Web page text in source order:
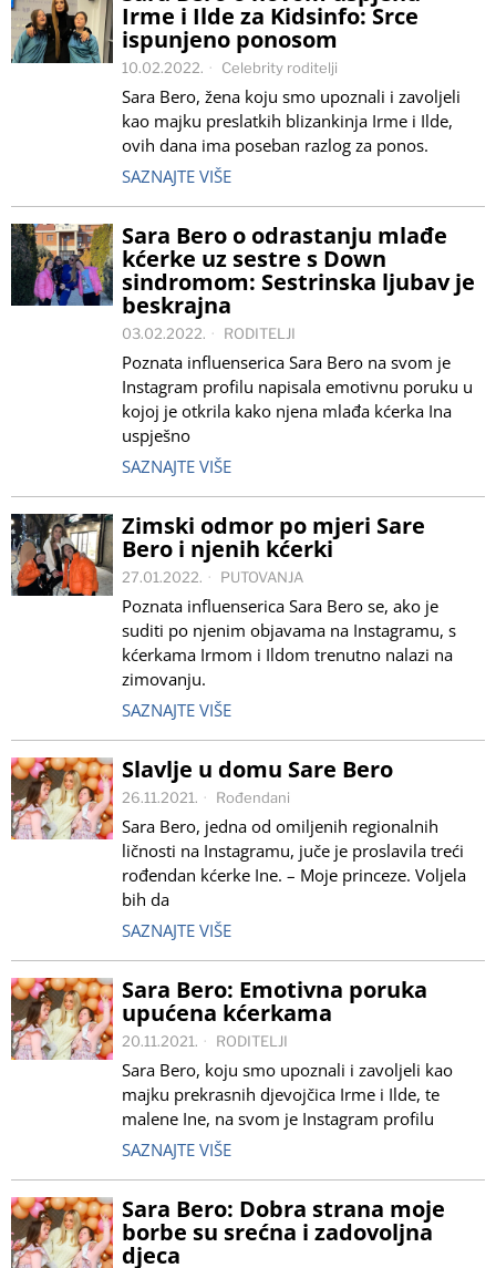
Irme i Ilde za Kidsinfo: Srce
ispunjeno ponosom
10.02.2022. Celebrity roditelji
Sara Bero, žena koju smo upoznali i zavoljeli
kao majku preslatkih blizankinja Irme i Ilde,
ovih dana ima poseban razlog za ponos.
SAZNAJTE VIŠE
Sara Bero o odrastanju mlađe
kćerke uz sestre s Down
sindromom: Sestrinska ljubav je
beskrajna
03.02.2022. RODITELJI
Poznata influenserica Sara Bero na svom je
Instagram profilu napisala emotivnu poruku u
kojoj je otkrila kako njena mlađa kćerka Ina
uspješno
SAZNAJTE VIŠE
Zimski odmor po mjeri Sare
Bero i njenih kćerki
27.01.2022. PUTOVANJA
Poznata influenserica Sara Bero se, ako je
suditi po njenim objavama na Instagramu, s
kćerkama Irmom i Ildom trenutno nalazi na
zimovanju.
SAZNAJTE VIŠE
Slavlje u domu Sare Bero
26.11.2021. Rođendani
Sara Bero, jedna od omiljenih regionalnih
ličnosti na Instagramu, juče je proslavila treći
rođendan kćerke Ine. – Moje princeze. Voljela
bih da
SAZNAJTE VIŠE
Sara Bero: Emotivna poruka
upućena kćerkama
20.11.2021. RODITELJI
Sara Bero, koju smo upoznali i zavoljeli kao
majku prekrasnih djevojčica Irme i Ilde, te
malene Ine, na svom je Instagram profilu
SAZNAJTE VIŠE
Sara Bero: Dobra strana moje
borbe su srećna i zadovoljna
djeca